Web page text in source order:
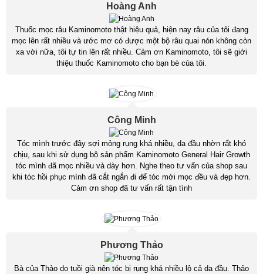
Hoàng Anh
Thuốc mọc râu Kaminomoto thật hiệu quả, hiện nay râu của tôi đang
mọc lên rất nhiều và ước mơ có được một bộ râu quai nón không còn
xa vời nữa, tôi tự tin lên rất nhiều. Cảm ơn Kaminomoto, tôi sẽ giới
thiệu thuốc Kaminomoto cho bạn bè của tôi.
Công Minh
Tóc mình trước đây sợi mỏng rụng khá nhiều, da đầu nhờn rất khó
chịu, sau khi sử dụng bộ sản phẩm Kaminomoto General Hair Growth
tóc mình đã mọc nhiều và dày hơn. Nghe theo tư vấn của shop sau
khi tóc hồi phục mình đã cắt ngắn đi để tóc mới mọc đều và đẹp hơn.
Cảm ơn shop đã tư vấn rất tận tình
Phương Thảo
Bà của Thảo do tuồi già nên tóc bị rụng khá nhiều lộ cả da đầu. Thảo